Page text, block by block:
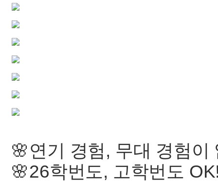
🌸연기 경험, 무대 경험이
🌸26학번도, 고학번도